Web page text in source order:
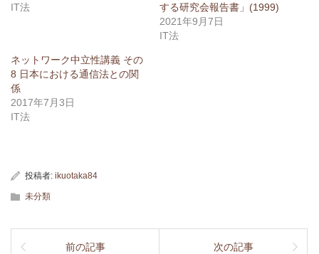
IT法
する研究会報告書」(1999)
2021年9月7日
IT法
ネットワーク中立性講義 その
8 日本における通信法との関
係
2017年7月3日
IT法
投稿者: ikuotaka84
未分類
前の記事 次の記事